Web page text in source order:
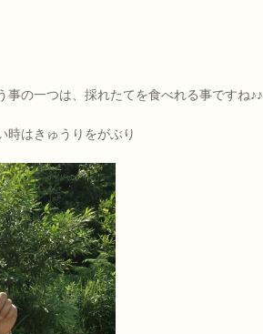
事の一つは、採れたてを食べれる事ですね♪♪
時はきゅうりをがぶり